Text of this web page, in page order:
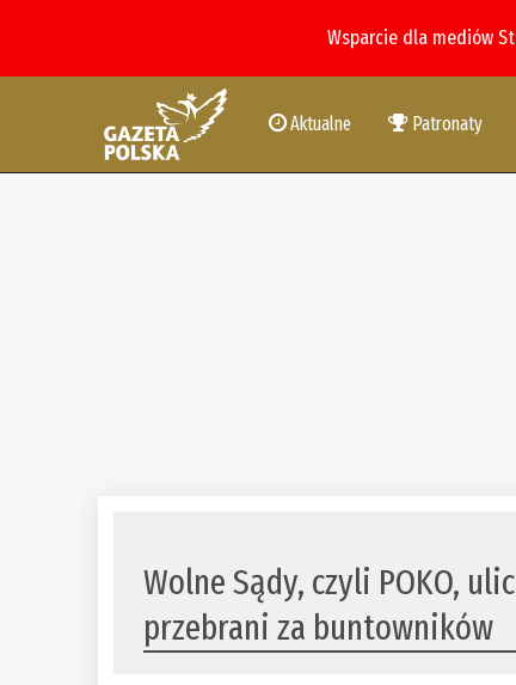
Wsparcie dla mediów
Aktualne Patronaty
Wolne Sądy, czyli POKO,
przebrani za buntowników